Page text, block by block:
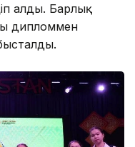
алды. Барлық
дипломмен